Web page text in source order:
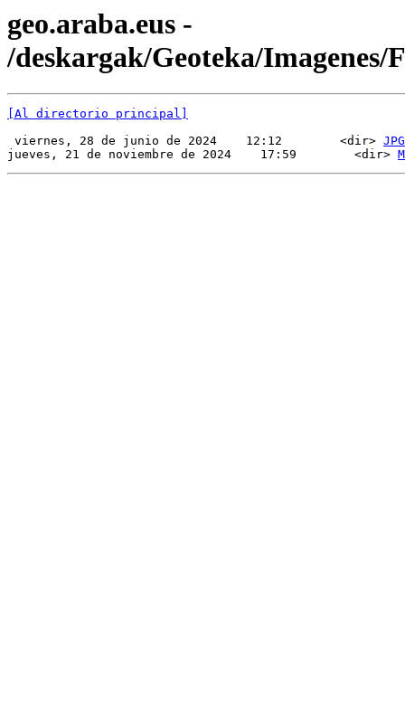
geo.araba.eus -
/deskargak/Geoteka/Imagenes/
[Al directorio principal]
viernes, 28 de junio de 2024    12:12        <dir> JPG
jueves, 21 de noviembre de 2024    17:59        <dir>